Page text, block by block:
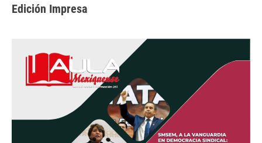
Edición Impresa